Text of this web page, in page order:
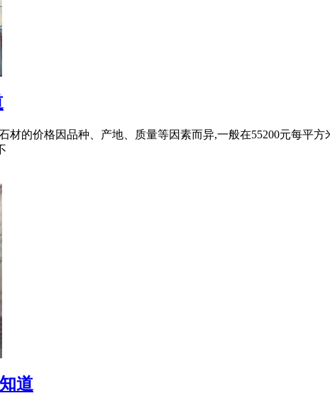
材的价格因品种、产地、质量等因素而异,一般在55200元每平
道